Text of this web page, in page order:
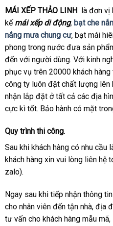
MÁI XẾP THẢO LINH
là đơn
kế mái xếp di động, bạt che
nắng mưa chung cư, bạt mái
phong trong nước đưa sản
đến với người dùng. Với kinh
phục vụ trên 20000 khách
công ty luôn đặt chất lượng lên
nhận lắp đặt ở tất cả các địa
cực kì tốt. Bảo hành có mặt
Quy trình thi công.
Sau khi khách hàng có nhu cầu
khách hàng xin vui lòng liên hệ
zalo).
Ngay sau khi tiếp nhận thông
cho nhân viên đến tận nhà, địa
tư vấn cho khách hàng mẫu